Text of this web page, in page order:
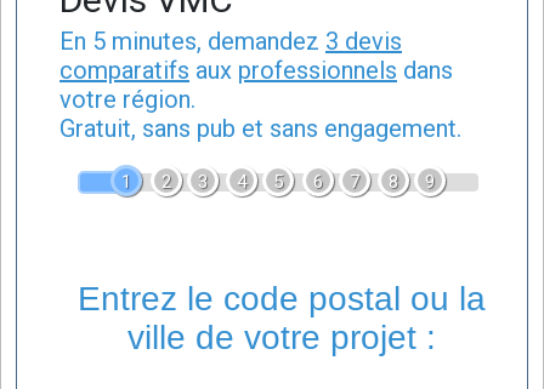
En 5 minutes, demandez 3 devis
comparatifs aux professionnels dans
votre région.
Gratuit, sans pub et sans engagement.
1 2 3 4 5 6 7 8 9
Entrez le code postal ou la
ville de votre projet :